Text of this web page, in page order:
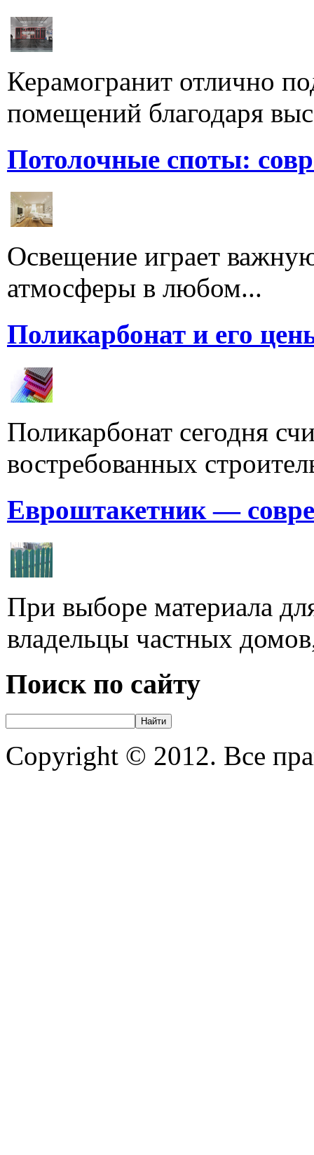
Керамогранит отлично
помещений благодаря
Потолочные споты:
Освещение играет
атмосферы в любом...
Поликарбонат и его
Поликарбонат сегодня
востребованных
Евроштакетник —
При выборе материала
владельцы частных
Поиск по сайту
Copyright © 2012. Все